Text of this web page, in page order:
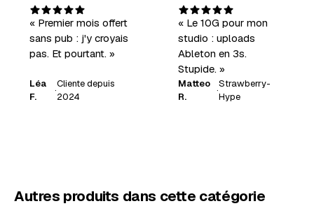
« Premier mois offert
sans pub : j'y croyais
pas. Et pourtant. »
Léa
F.
·
Cliente depuis
2024
« Le 10G pour mon
studio : uploads
Ableton en 3s.
Stupide. »
Matteo
R.
·
Strawberry-
Hype
Autres produits dans cette catégorie